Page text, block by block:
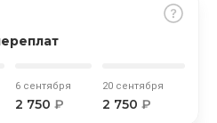
6 сентября
2 750 ₽
20 сентября
2 750₽